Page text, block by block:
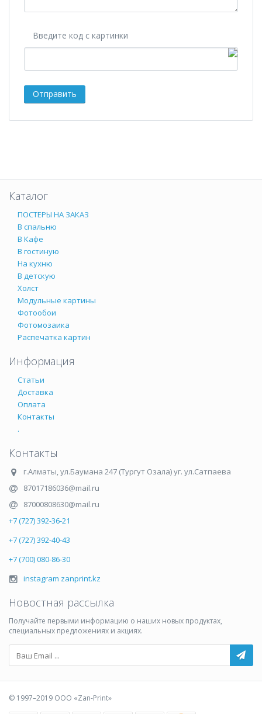
Введите код с картинки
Каталог
ПОСТЕРЫ НА ЗАКАЗ
В спальню
В Кафе
В гостиную
На кухню
В детскую
Холст
Модульные картины
Фотообои
Фотомозаика
Распечатка картин
Информация
Статьи
Доставка
Оплата
Контакты
.
Контакты
г.Алматы,ул.Баумана 247 (Тургут Озала) уг. ул.Сатпаева
87017186036@mail.ru
87000808630@mail.ru
+7 (727) 392-36-21
+7 (727) 392-40-43
+7 (700) 080-86-30
instagram zanprint.kz
Новостная рассылка
Получайте первыми информацию о наших новых продуктах,
специальных предложениях и акциях.
© 1997–2019 ООО «Zan-Print»